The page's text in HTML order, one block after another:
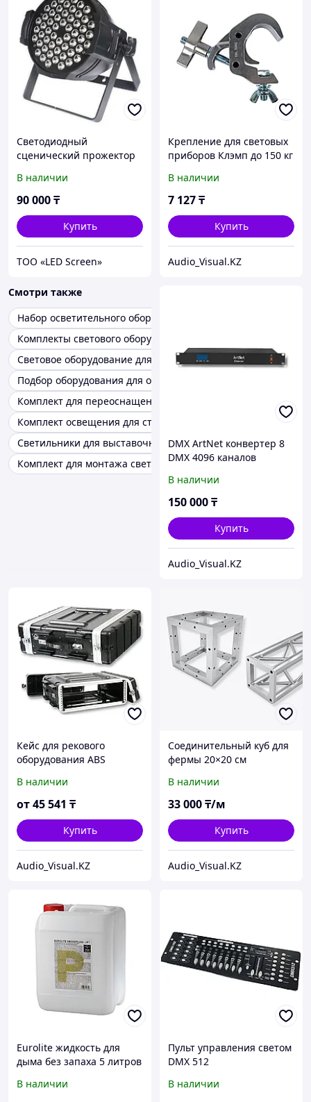
Светодиодный
сценический прожектор
В наличии
90 000₸
Купить
ТОО «LED Screen»
Крепление для световых
приборов Клэмп до 150 кг
В наличии
7 127₸
Купить
Audio_Visual.KZ
Смотри также
Набор осветительного оборудования для студии
Комплекты светового оборудования
Световое оборудование для сцены аренда
Подбор оборудования для освещения
Комплект для переоснащения светильника
Комплект освещения для студии
Светильники для выставочного оборудования
Комплект для монтажа света
DMX ArtNet конвертер 8
DMX 4096 каналов
ArtNet-DMX интерфейс
для MA, Avolites и
Казахстан
В наличии
150 000₸
Купить
Audio_Visual.KZ
Кейс для рекового
оборудования ABS
В наличии
от45 541 ₸
Купить
Audio_Visual.KZ
Соединительный куб для
фермы 20×20 см
коннектор для
квадратной фермы
В наличии
33 000₸/м
Купить
Audio_Visual.KZ
Eurolite жидкость для
дыма без запаха 5 литров
жидкость для дым-
В наличии
Пульт управления светом
DMX 512
В наличии